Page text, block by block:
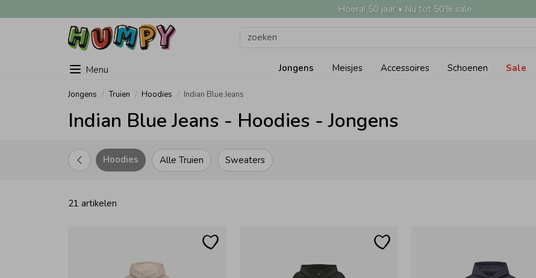
Hoera! 50 jaar • Nu tot 50% sale
Menu Jongens Meisjes Accessoires Schoenen Sale
Jongens Truien Hoodies Indian Blue Jeans
Indian Blue Jeans - Hoodies - Jongens
Alle Truien
Hoodies Sweaters
21 artikelen